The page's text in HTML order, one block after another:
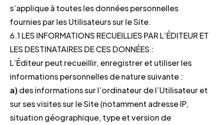
s’applique à toutes les données personnelles
fournies par les Utilisateurs sur le Site.
6.1 LES INFORMATIONS RECUEILLIES PAR L’ÉDITEUR ET
LES DESTINATAIRES DE CES DONNÉES :
L’Éditeur peut recueillir, enregistrer et utiliser les
informations personnelles de nature suivante :
a)des informations sur l’ordinateur de l’Utilisateur et
sur ses visites sur le Site (notamment adresse IP,
situation géographique, type et version de